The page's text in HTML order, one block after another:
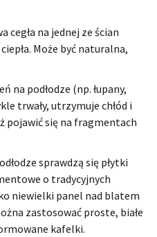
cegła na jednej ze ścian
Może być naturalna,
na podłodze (np. łupany,
trwały, utrzymuje chłód i
pojawić się na fragmentach
sprawdzą się płytki
o tradycyjnych
niewielki panel nad blatem
zastosować proste, białe
kafelki.